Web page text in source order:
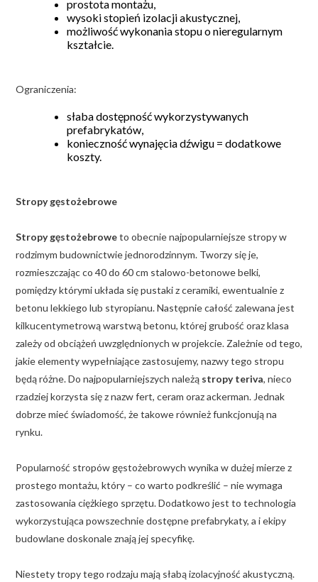
prostota montażu,
wysoki stopień izolacji akustycznej,
możliwość wykonania stopu o nieregularnym
kształcie.
Ograniczenia:
słaba dostępność wykorzystywanych
prefabrykatów,
konieczność wynajęcia dźwigu = dodatkowe
koszty.
Stropy gęstożebrowe
Stropy gęstożebroweto obecnie najpopularniejsze stropy w
rodzimym budownictwie jednorodzinnym. Tworzy się je,
rozmieszczając co 40 do 60 cm stalowo-betonowe belki,
pomiędzy którymi układa się pustaki z ceramiki, ewentualnie z
betonu lekkiego lub styropianu. Następnie całość zalewana jest
kilkucentymetrową warstwą betonu, której grubość oraz klasa
zależy od obciążeń uwzględnionych w projekcie. Zależnie od tego,
jakie elementy wypełniające zastosujemy, nazwy tego stropu
będą różne. Do najpopularniejszych należą stropy teriva, nieco
rzadziej korzysta się z nazw fert, ceram oraz ackerman. Jednak
dobrze mieć świadomość, że takowe również funkcjonują na
rynku.
Popularność stropów gęstożebrowych wynika w dużej mierze z
prostego montażu, który – co warto podkreślić – nie wymaga
zastosowania ciężkiego sprzętu. Dodatkowo jest to technologia
wykorzystująca powszechnie dostępne prefabrykaty, a i ekipy
budowlane doskonale znają jej specyfikę.
Niestety tropy tego rodzaju mają słabą izolacyjność akustyczną.